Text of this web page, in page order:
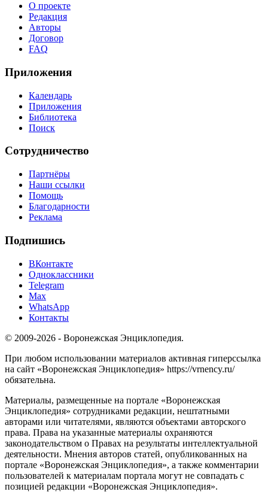
О проекте
Редакция
Авторы
Договор
FAQ
Приложения
Календарь
Приложения
Библиотека
Поиск
Сотрудничество
Партнёры
Наши ссылки
Помощь
Благодарности
Реклама
Подпишись
ВКонтакте
Одноклассники
Telegram
Max
WhatsApp
Контакты
© 2009-2026 - Воронежская Энциклопедия.
При любом использовании материалов активная гиперссылка
на сайт «Воронежская Энциклопедия» https://vrnency.ru/
обязательна.
Материалы, размещенные на портале «Воронежская
Энциклопедия» сотрудниками редакции, нештатными
авторами или читателями, являются объектами авторского
права. Права на указанные материалы охраняются
законодательством о Правах на результаты интеллектуальной
деятельности. Мнения авторов статей, опубликованных на
портале «Воронежская Энциклопедия», а также комментарии
пользователей к материалам портала могут не совпадать с
позицией редакции «Воронежская Энциклопедия».